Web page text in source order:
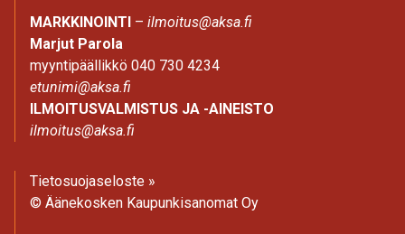
MARKKINOINTI – ilmoitus@aksa.fi
Marjut Parola
myyntipäällikkö 040 730 4234
etunimi@aksa.fi
ILMOITUSVALMISTUS JA -AINEISTO
ilmoitus@aksa.fi
Tietosuojaseloste »
© Äänekosken Kaupunkisanomat Oy